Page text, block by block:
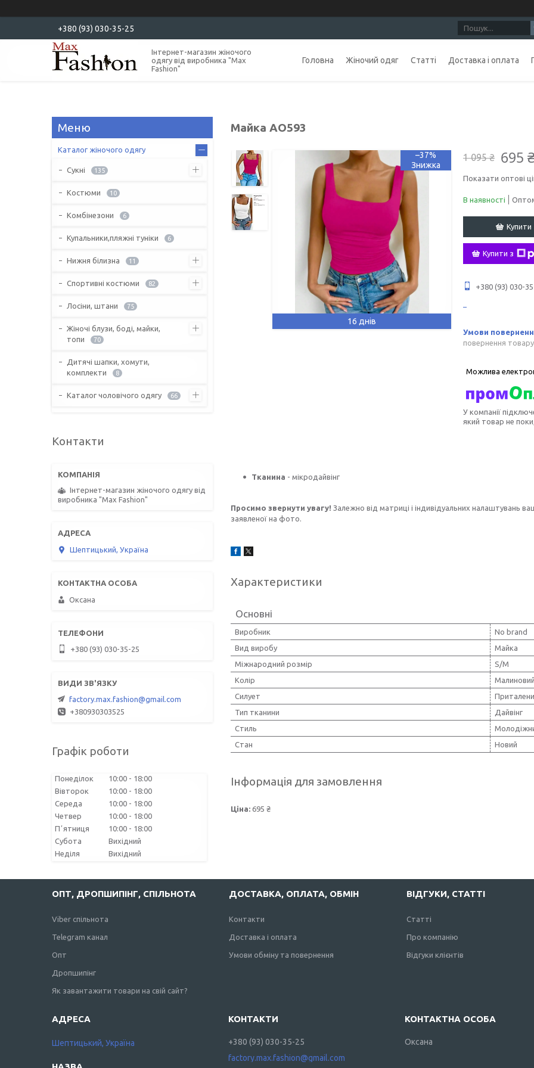
+380 (93) 030-35-25
Інтернет-магазин жіночого
одягу від виробника "Max
Fashion"
Головна Жіночий одяг Статті Доставка і оплата
Майка AO593
–37%
16 днів
1 095 ₴ 695
Показати оптові
В наявності
Купити
Купити з
+380 (93) 030-
повернення
У компанії
який товар не
Тканина - мікродайвінг
Просимо звернути увагу! Залежно від матриці і індивідуальних налаштувань
заявленої на фото.
Характеристики
Основні
Виробник
No brand
Вид виробу
Майка
Міжнародний розмір
S/M
Колір
Малиновий
Силует
Тип тканини
Дайвінг
Стиль
Стан
Новий
Інформація для замовлення
Ціна: 695 ₴
Каталог жіночого одягу
Сукні 135
Костюми 10
Комбінезони 6
Купальники,пляжні туніки 6
Нижня білизна 11
Спортивні костюми 82
Лосіни, штани 75
Жіночі блузи, боді, майки,
топи
70
Дитячі шапки, хомути,
комплекти
8
Каталог чоловічого одягу 66
Контакти
Інтернет-магазин жіночого одягу від
виробника "Max Fashion"
Шептицький, Україна
Оксана
+380 (93) 030-35-25
factory.max.fashion@gmail.com
+380930303525
Графік роботи
Понеділок 10:00
18:00
Вівторок
10:00
18:00
Середа
10:00
18:00
Четвер
10:00
18:00
Пʼятниця
10:00
18:00
Субота
Вихідний
Неділя
Вихідний
ОПТ, ДРОПШИПІНГ, СПІЛЬНОТА
Viber спільнота
Telegram канал
Опт
Дропшипінг
Як завантажити товари на свій сайт?
ДОСТАВКА, ОПЛАТА, ОБМІН
Контакти
Доставка і оплата
Умови обміну та повернення
ВІДГУКИ, СТАТТІ
Статті
Про компанію
Відгуки клієнтів
Шептицький, Україна
+380 (93) 030-35-25
factory.max.fashion@gmail.com
Оксана